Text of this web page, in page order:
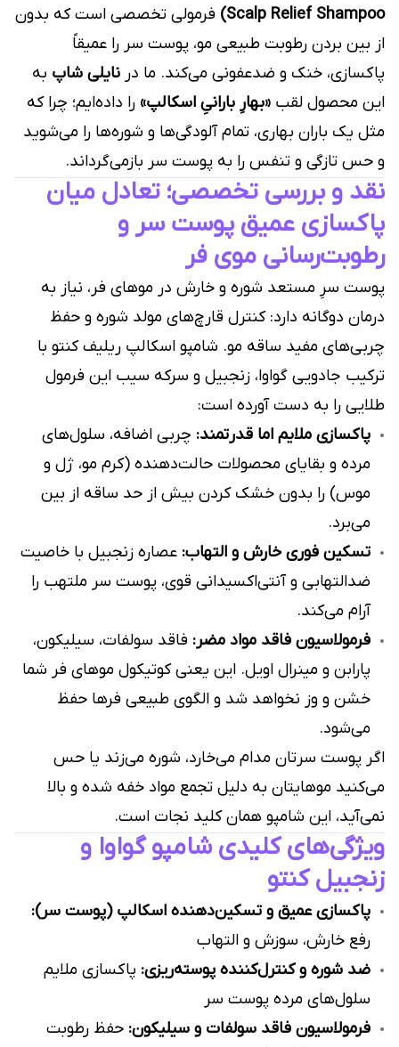
Scalp Relief Shampoo) فرمولی تخصصی است که بدون
از بین بردن رطوبت طبیعی مو، پوست سر را عمیقاً
پاکسازی، خنک و ضدعفونی می‌کند. ما در نایلی شاپ به
این محصول لقب «بهارِ بارانیِ اسکالپ» را داده‌ایم؛ چرا که
مثل یک باران بهاری، تمام آلودگی‌ها و شوره‌ها را می‌شوید
و حس تازگی و تنفس را به پوست سر بازمی‌گرداند.
نقد و بررسی تخصصی؛ تعادل میان
پاکسازی عمیق پوست سر و
رطوبت‌رسانی موی فر
پوست سرِ مستعد شوره و خارش در موهای فر، نیاز به
درمان دوگانه دارد: کنترل قارچ‌های مولد شوره و حفظ
چربی‌های مفید ساقه مو. شامپو اسکالپ ریلیف کنتو با
ترکیب جادویی گواوا، زنجبیل و سرکه سیب این فرمول
طلایی را به دست آورده است:
پاکسازی ملایم اما قدرتمند: چربی اضافه، سلول‌های
مرده و بقایای محصولات حالت‌دهنده (کرم مو، ژل و
موس) را بدون خشک کردن بیش از حد ساقه از بین
می‌برد.
تسکین فوری خارش و التهاب: عصاره زنجبیل با خاصیت
ضدالتهابی و آنتی‌اکسیدانی قوی، پوست سر ملتهب را
آرام می‌کند.
فرمولاسیون فاقد مواد مضر: فاقد سولفات، سیلیکون،
پارابن و مینرال اویل. این یعنی کوتیکول موهای فر شما
خشن و وز نخواهد شد و الگوی طبیعی فرها حفظ
می‌شود.
اگر پوست سرتان مدام می‌خارد، شوره می‌زند یا حس
می‌کنید موهایتان به دلیل تجمع مواد خفه شده و بالا
نمی‌آید، این شامپو همان کلید نجات است.
ویژگی‌های کلیدی شامپو گواوا و
زنجبیل کنتو
پاکسازی عمیق و تسکین‌دهنده اسکالپ (پوست سر):
رفع خارش، سوزش و التهاب
ضد شوره و کنترل‌کننده پوسته‌ریزی: پاکسازی ملایم
سلول‌های مرده پوست سر
فرمولاسیون فاقد سولفات و سیلیکون: حفظ رطوبت